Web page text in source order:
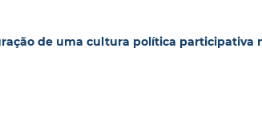
de uma cultura política participativa